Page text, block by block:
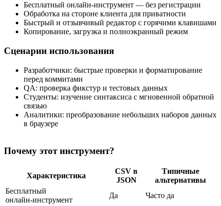
Бесплатный онлайн‑инструмент — без регистрации
Обработка на стороне клиента для приватности
Быстрый и отзывчивый редактор с горячими клавишами
Копирование, загрузка и полноэкранный режим
Сценарии использования
Разработчики: быстрые проверки и форматирование
перед коммитами
QA: проверка фикстур и тестовых данных
Студенты: изучение синтаксиса с мгновенной обратной
связью
Аналитики: преобразование небольших наборов данных
в браузере
Почему этот инструмент?
Характеристика
CSV в
JSON
Типичные
альтернативы
Бесплатный
онлайн‑инструмент
Да
Часто да